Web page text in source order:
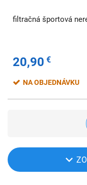
filtračná športová
20,90 €
NA OBJEDNÁVKU